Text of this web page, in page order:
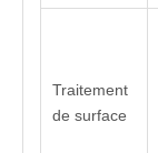
Traitement
de surface